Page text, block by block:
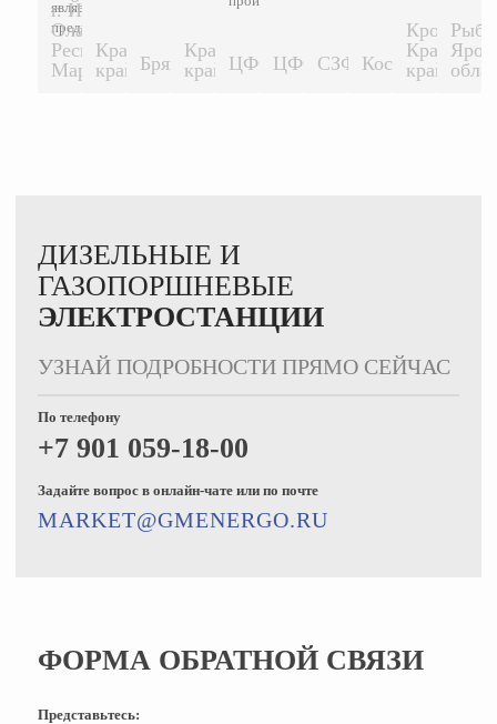
является
предприятие...
г. Йошкар-
Ола,
Республика
Марий-Эл.
Краснодарский
край
1500 КВТ
Брянск500 КВТ
Краснодарский
край
1500 КВТ
ЦФО 200 КВТ
ЦФО 200 КВТ
СЗФО200 КВТ
Кострома 500
край
ФОРМА ОБРАТНОЙ СВЯЗИ
Представьтесь:
ДИЗЕЛЬНЫЕ И
ГАЗОПОРШНЕВЫЕ
ЭЛЕКТРОСТАНЦИИ
УЗНАЙ ПОДРОБНОСТИ ПРЯМО СЕЙЧАС
По телефону
+7 901 059-18-00
Задайте вопрос в онлайн-чате или по почте
MARKET@GMENERGO.RU